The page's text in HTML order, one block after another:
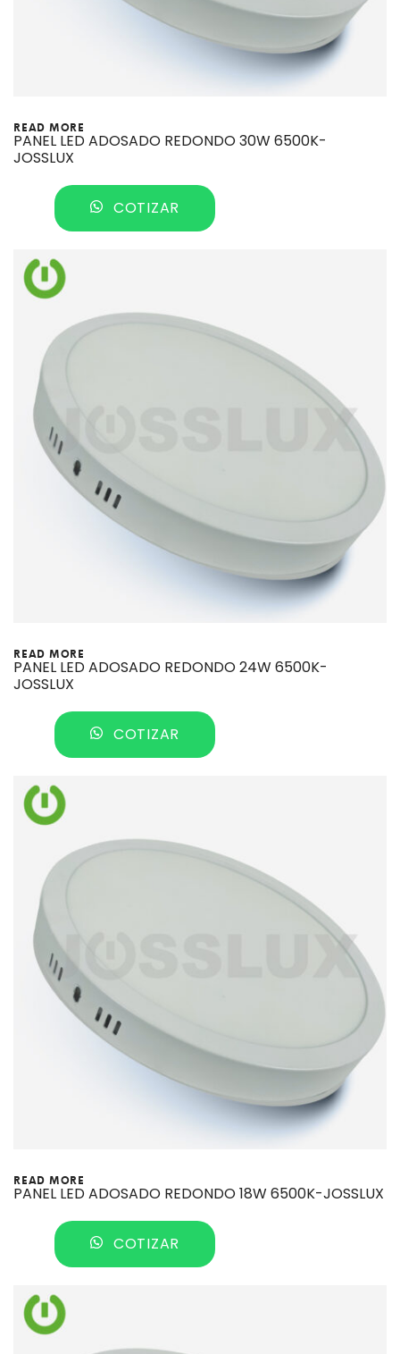
READ MORE
PANEL LED ADOSADO REDONDO 30W 6500K-
JOSSLUX
COTIZAR
READ MORE
PANEL LED ADOSADO REDONDO 24W 6500K-
JOSSLUX
COTIZAR
READ MORE
PANEL LED ADOSADO REDONDO 18W 6500K-JOSSLUX
COTIZAR